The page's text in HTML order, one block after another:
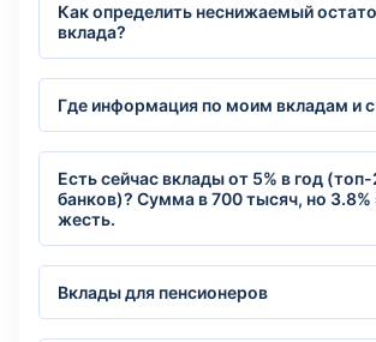
Как определить неснижаемый
вклада?
Где информация по моим вкладам и
Есть сейчас вклады от 5% в год
банков)? Сумма в 700 тысяч, но 3.8%
жесть.
Вклады для пенсионеров